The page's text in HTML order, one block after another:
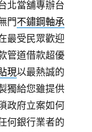
北當舖專辦台
門不鏽鋼軸承
最受民眾歡迎
管道借款超優
現以最熱誠的
獨給您雖提供
政府立案如何
何銀行業者的